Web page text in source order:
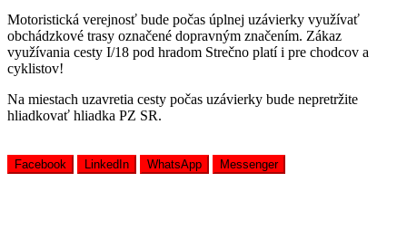
Motoristická verejnosť bude počas úplnej uzávierky využívať
obchádzkové trasy označené dopravným značením. Zákaz
využívania cesty I/18 pod hradom Strečno platí i pre chodcov a
cyklistov!
Na miestach uzavretia cesty počas uzávierky bude nepretržite
hliadkovať hliadka PZ SR.
Facebook LinkedIn WhatsApp Messenger